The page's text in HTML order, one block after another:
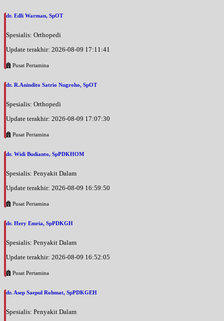
dr. Edli Warman, SpOT
Spesialis: Orthopedi
Update terakhir: 2026-08-09 17:11:41
Pusat Pertamina
dr. R.Anindito Satrio Nugroho, SpOT
Spesialis: Orthopedi
Update terakhir: 2026-08-09 17:07:30
Pusat Pertamina
dr. Widi Budianto, SpPDKHOM
Spesialis: Penyakit Dalam
Update terakhir: 2026-08-09 16:59:50
Pusat Pertamina
dr. Hery Emria, SpPDKGH
Spesialis: Penyakit Dalam
Update terakhir: 2026-08-09 16:52:05
Pusat Pertamina
dr. Asep Saepul Rohmat, SpPDKGEH
Spesialis: Penyakit Dalam